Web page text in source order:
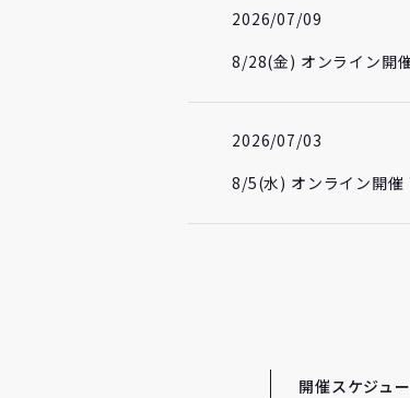
2026/07/09
8/28(金) オンライン開
2026/07/03
8/5(水) オンライン開催
開催スケジュ